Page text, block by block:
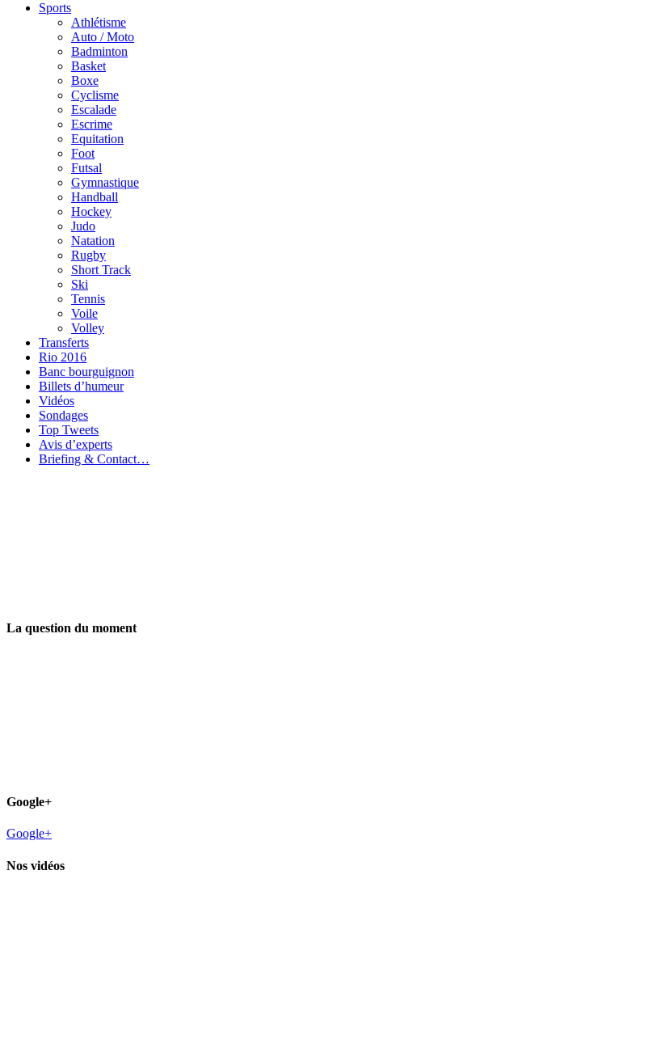
Sports
Athlétisme
Auto / Moto
Badminton
Basket
Boxe
Cyclisme
Escalade
Escrime
Equitation
Foot
Futsal
Gymnastique
Handball
Hockey
Judo
Natation
Rugby
Short Track
Ski
Tennis
Voile
Volley
Transferts
Rio 2016
Banc bourguignon
Billets d’humeur
Vidéos
Sondages
Top Tweets
Avis d’experts
Briefing & Contact…
La question du moment
Google+
Google+
Nos vidéos